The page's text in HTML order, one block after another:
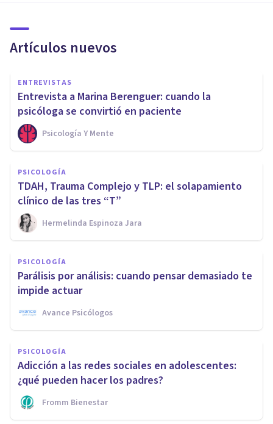
Artículos nuevos
ENTREVISTAS
Entrevista a Marina Berenguer: cuando la
psicóloga se convirtió en paciente
Psicología Y Mente
PSICOLOGÍA
TDAH, Trauma Complejo y TLP: el solapamiento
clínico de las tres “T”
Hermelinda Espinoza Jara
PSICOLOGÍA
Parálisis por análisis: cuando pensar demasiado te
impide actuar
Avance Psicólogos
PSICOLOGÍA
Adicción a las redes sociales en adolescentes:
¿qué pueden hacer los padres?
Fromm Bienestar